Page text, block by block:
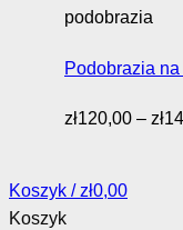
podobrazia
Podobrazia
zł120,00 – zł
Koszyk /zł0,00
Koszyk